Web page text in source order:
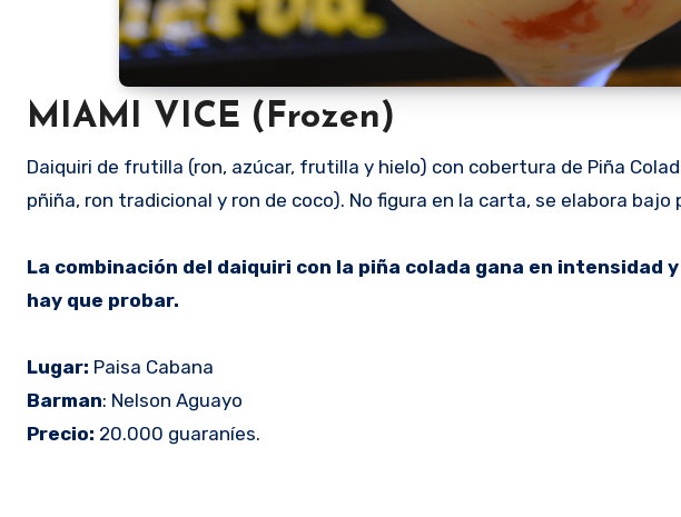
MIAMI VICE (Frozen)
Daiquiri de frutilla (ron, azúcar, frutilla y hielo) con cobertura de Piña
pñiña, ron tradicional y ron de coco). No figura en la carta, se elabora bajo
La combinación del daiquiri con la piña colada gana en intensidad
hay que probar.
Lugar: Paisa Cabana
Barman: Nelson Aguayo
Precio: 20.000 guaraníes.